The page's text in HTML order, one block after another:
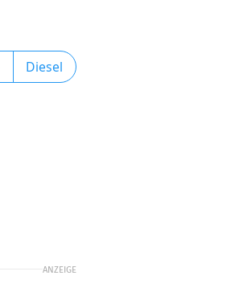
Diesel
ANZEIGE